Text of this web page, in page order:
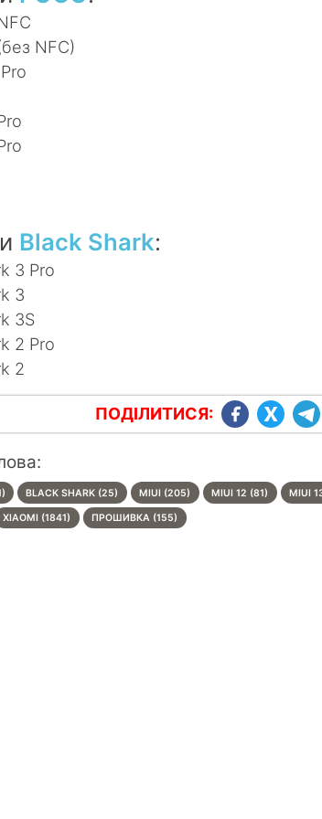
NFC)
Black Shark:
3 Pro
3
3S
2 Pro
2
ПОДІЛИТИСЯ:
BLACK SHARK (25) MIUI (205) MIUI 12 (81) MIUI
XIAOMI (1841) ПРОШИВКА (155)